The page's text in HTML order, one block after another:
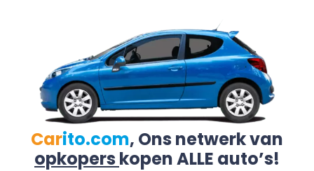
Carito.com, Ons netwerk van
opkopers kopen ALLE auto’s!